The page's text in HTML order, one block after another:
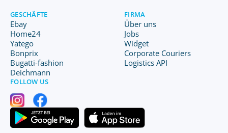
GESCHÄFTE
Ebay
Home24
Yatego
Bonprix
Bugatti-fashion
Deichmann
FIRMA
Über uns
Jobs
Widget
Corporate Couriers
Logistics API
FOLLOW US